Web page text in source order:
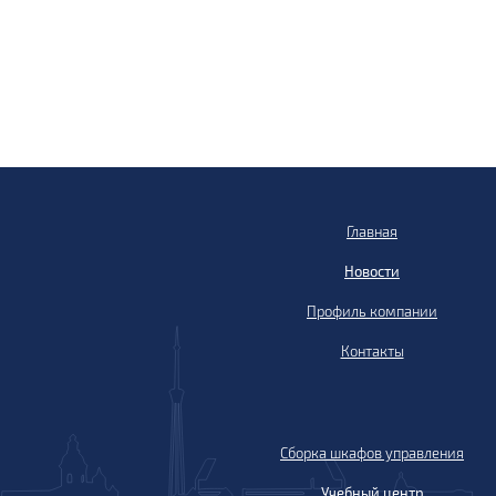
Главная
Новости
Профиль компании
Контакты
Сборка шкафов управления